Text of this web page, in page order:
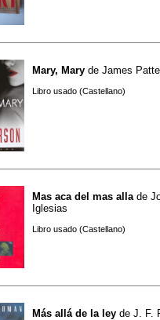
Mary, Mary de James
Libro usado (Castellano)
Mas aca del mas alla de
Iglesias
Libro usado (Castellano)
Más allá de la ley de J. F.